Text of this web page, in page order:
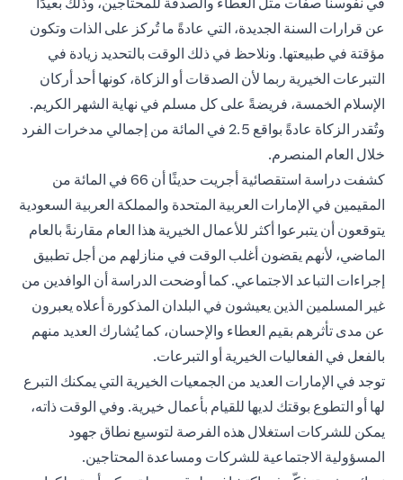
عن قرارات السنة الجديدة، التي عادةً ما تُركز على الذات وتكون
مؤقتة في طبيعتها. ونلاحظ في ذلك الوقت بالتحديد زيادة في
التبرعات الخيرية ربما لأن الصدقات أو الزكاة، كونها أحد أركان
الإسلام الخمسة، فريضةً على كل مسلم في نهاية الشهر الكريم.
وتُقدر الزكاة عادةً بواقع 2.5 في المائة من إجمالي مدخرات الفرد
خلال العام المنصرم.
كشفت دراسة استقصائية أجريت حديثًا أن 66 في المائة من
المقيمين في الإمارات العربية المتحدة والمملكة العربية السعودية
يتوقعون أن يتبرعوا أكثر للأعمال الخيرية هذا العام مقارنةً بالعام
الماضي، لأنهم يقضون أغلب الوقت في منازلهم من أجل تطبيق
إجراءات التباعد الاجتماعي. كما أوضحت الدراسة أن الوافدين من
غير المسلمين الذين يعيشون في البلدان المذكورة أعلاه يعبرون
عن مدى تأثرهم بقيم العطاء والإحسان، كما يُشارك العديد منهم
بالفعل في الفعاليات الخيرية أو التبرعات.
توجد في الإمارات العديد من الجمعيات الخيرية التي يمكنك التبرع
لها أو التطوع بوقتك لديها للقيام بأعمال خيرية. وفي الوقت ذاته،
يمكن للشركات استغلال هذه الفرصة لتوسيع نطاق جهود
المسؤولية الاجتماعية للشركات ومساعدة المحتاجين.